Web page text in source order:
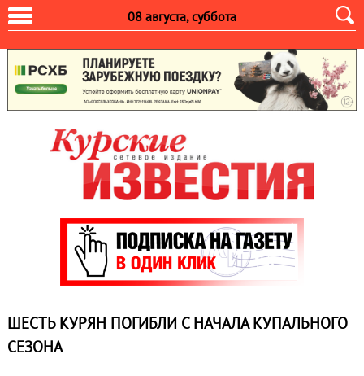
08 августа, суббота
ШЕСТЬ КУРЯН ПОГИБЛИ С НАЧАЛА КУПАЛЬНОГО
СЕЗОНА